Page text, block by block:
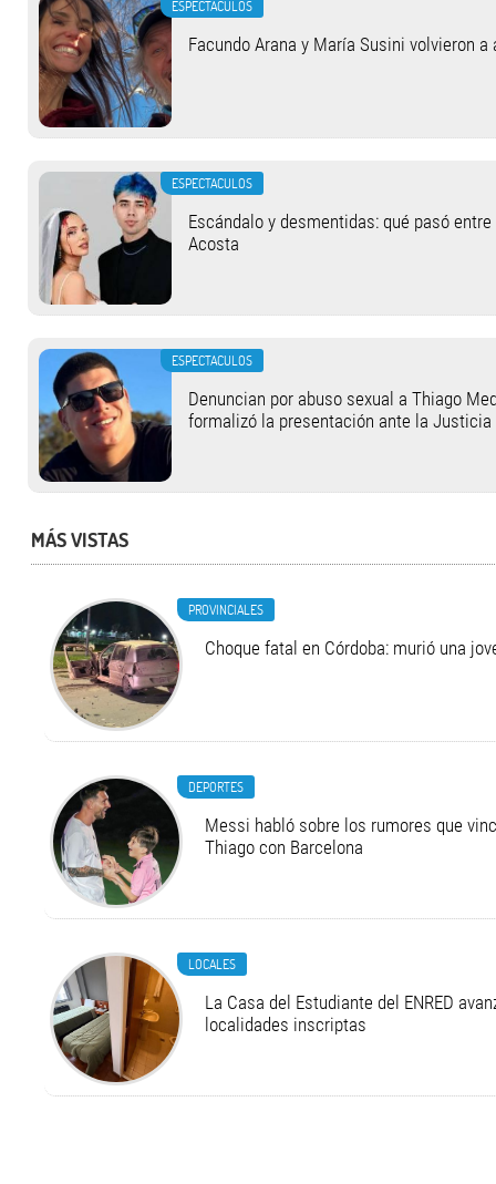
ESPECTACULOS
Facundo Arana y María Susini volvieron
ESPECTACULOS
Escándalo y desmentidas: qué pasó
Acosta
ESPECTACULOS
Denuncian por abuso sexual a Thiago
formalizó la presentación ante la Justicia
MÁS VISTAS
PROVINCIALES
Choque fatal en Córdoba: murió una
DEPORTES
Messi habló sobre los rumores que
Thiago con Barcelona
LOCALES
La Casa del Estudiante del ENRED
localidades inscriptas